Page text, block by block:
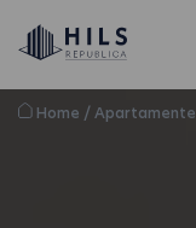
Home /Apartamente